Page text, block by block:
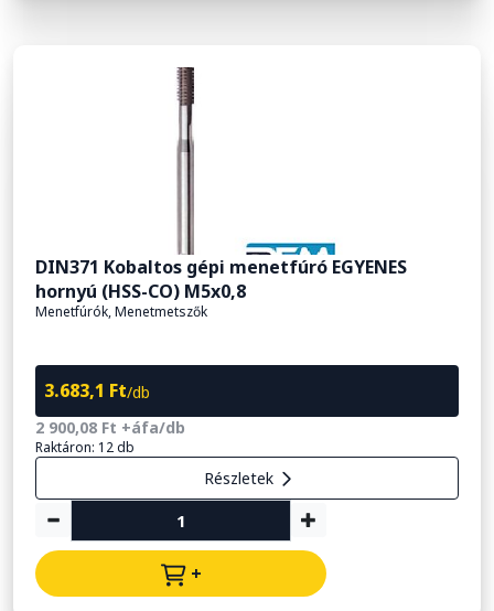
DIN371 Kobaltos gépi menetfúró EGYENES
hornyú (HSS-CO) M5x0,8
Menetfúrók, Menetmetszők
3.683,1 Ft/db
2 900,08 Ft +áfa/db
Raktáron: 12 db
Részletek
+